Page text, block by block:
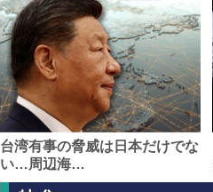
台湾有事の脅威は日本だけでな
い…周辺海…